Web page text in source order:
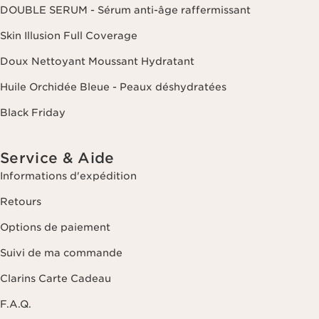
DOUBLE SERUM - Sérum anti-âge raffermissant
Skin Illusion Full Coverage
Doux Nettoyant Moussant Hydratant
Huile Orchidée Bleue - Peaux déshydratées
Black Friday
Service & Aide
Informations d'expédition
Retours
Options de paiement
Suivi de ma commande
Clarins Carte Cadeau
F.A.Q.